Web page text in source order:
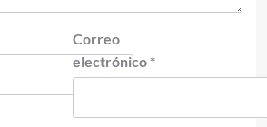
Correo
electrónico *